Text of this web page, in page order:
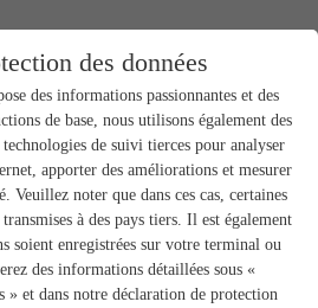
de supports
pour sols
carrelage
des données
des informations passionnantes et des
de base, nous utilisons également des
de suivi tierces pour analyser
apporter des améliorations et mesurer
Veuillez noter que dans ces cas, certaines
à des pays tiers. Il est également
soient enregistrées sur votre terminal ou
des informations détaillées sous «
et dans notre déclaration de protection